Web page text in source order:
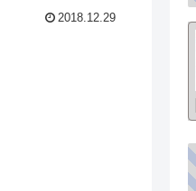
2018.12.29